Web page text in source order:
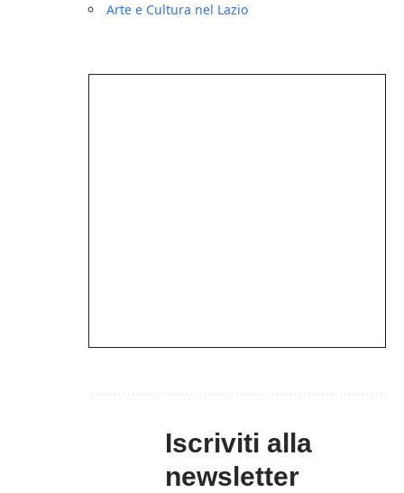
Arte e Cultura nel Lazio
Iscriviti alla
newsletter